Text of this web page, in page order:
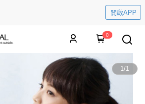
開啟APP
0
1/1